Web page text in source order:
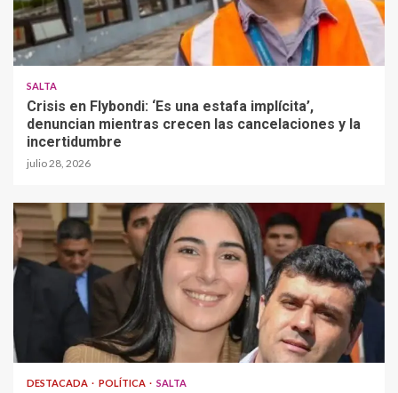
SALTA
Crisis en Flybondi: ‘Es una estafa implícita’,
denuncian mientras crecen las cancelaciones y la
incertidumbre
julio 28, 2026
DESTACADA POLÍTICA SALTA